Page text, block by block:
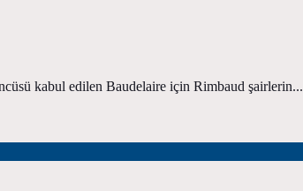
kabul edilen Baudelaire için Rimbaud şairlerin...